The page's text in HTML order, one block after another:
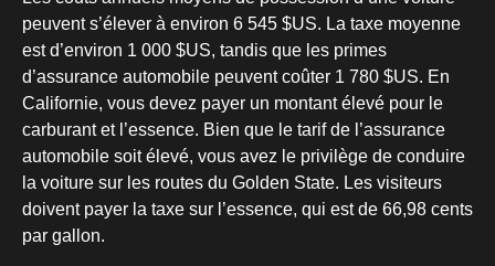
peuvent s’élever à environ 6 545 $US. La taxe moyenne
est d’environ 1 000 $US, tandis que les primes
d’assurance automobile peuvent coûter 1 780 $US. En
Californie, vous devez payer un montant élevé pour le
carburant et l’essence. Bien que le tarif de l’assurance
automobile soit élevé, vous avez le privilège de conduire
la voiture sur les routes du Golden State. Les visiteurs
doivent payer la taxe sur l’essence, qui est de 66,98 cents
par gallon.